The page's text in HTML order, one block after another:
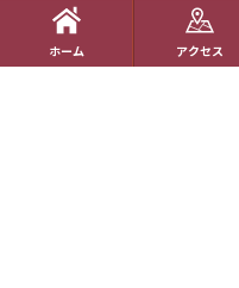
帰国生の方へ
学校概要
ホーム アクセス